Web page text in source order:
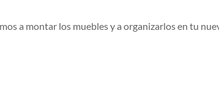
a montar los muebles y a organizarlos en tu